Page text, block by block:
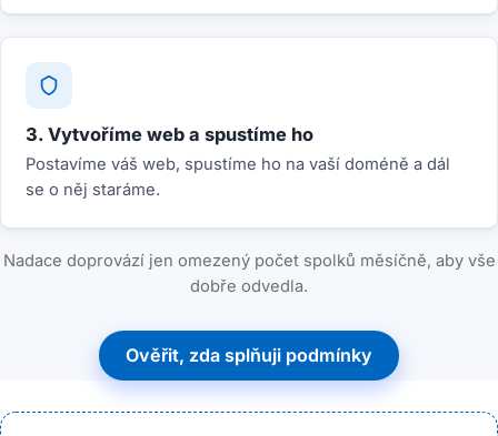
3. Vytvoříme web a spustíme ho
Postavíme váš web, spustíme ho na vaší doméně a dál
se o něj staráme.
Nadace doprovází jen omezený počet spolků měsíčně, aby vše
dobře odvedla.
Ověřit, zda splňuji podmínky